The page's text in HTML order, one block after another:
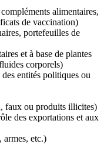
alimentaires,
de vaccination)
portefeuilles de
et à base de plantes
corporels)
entités politiques ou
faux ou produits illicites)
des exportations et aux
armes, etc.)